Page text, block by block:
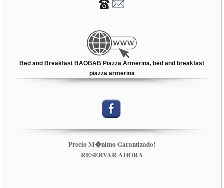
Bed and Breakfast BAOBAB Piazza Armerina, bed and breakfast
piazza armerina
Precio M�nimo Garantizado!
RESERVAR AHORA